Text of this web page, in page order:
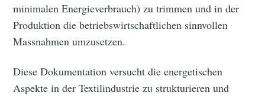
minimalen Energieverbrauch) zu trimmen und in der
Produktion die betriebswirtschaftlichen sinnvollen
Massnahmen umzusetzen.
Diese Dokumentation versucht die energetischen
Aspekte in der Textilindustrie zu strukturieren und